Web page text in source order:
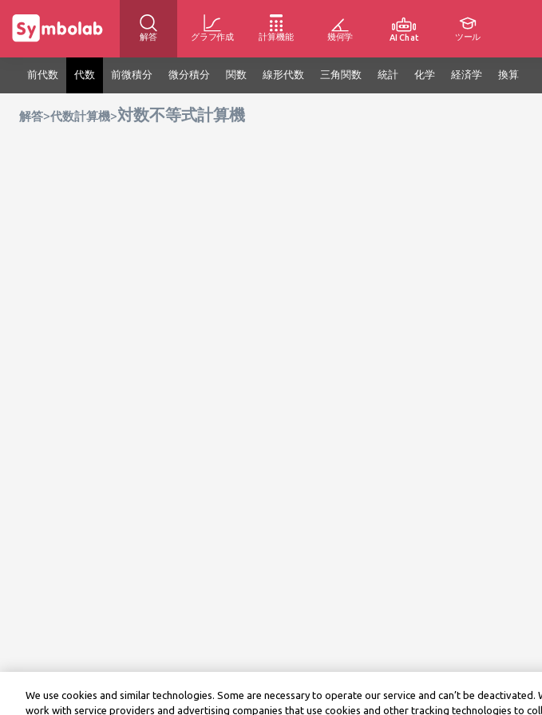
解答 グラフ作成 計算機能 幾何学 AI Chat ツール
前代数 代数 前微積分 微分積分 関数 線形代数 三角関数 統計 化学 経済学 換算
解答>代数計算機>対数不等式計算機
We use cookies and similar technologies. Some are necessary to operate our service and can’t be deactivated.
work with service providers and advertising companies that use cookies and other tracking technologies to